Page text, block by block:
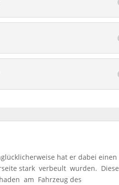
hat er dabei einen
stark verbeult wurden. Diese
am Fahrzeug des